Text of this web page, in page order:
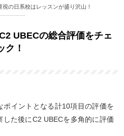
の日系校はレッスンが盛り沢山！
UBECの総合評価をチェ
ク！
ポイントとなる計10項目の評価を
した後にC2 UBECを多角的に評価